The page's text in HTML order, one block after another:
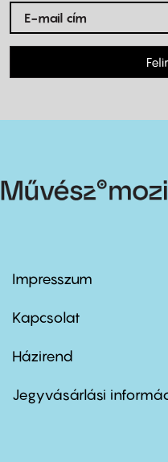
Footer
first
Impresszum
Kapcsolat
Footer
second
Házirend
Jegyvásárlási